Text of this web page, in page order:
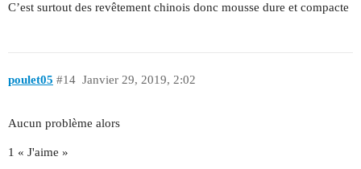
C’est surtout des revêtement chinois donc mousse dure et compacte
poulet05 Janvier 29, 2019, 2:02
#14
Aucun problème alors
1 « J'aime »